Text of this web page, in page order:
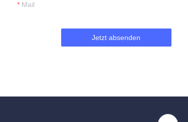
Mail
Jetzt absenden